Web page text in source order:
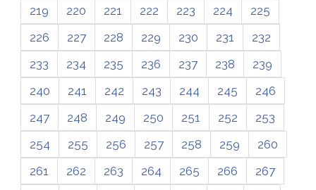
219
220 221 222 223 224
225
226
227 228 229 230 231
232
233
234 235 236 237 238
239
240
241 242 243 244 245
246
247
248 249 250 251 252
253
254
255 256 257 258 259
260
261
262 263 264 265 266
267